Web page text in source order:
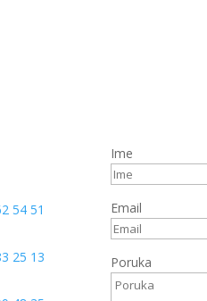
54 51
25 13
Ime
Email
Poruka